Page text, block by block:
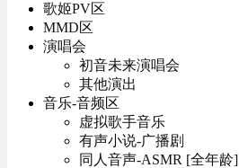
歌姬PV区
MMD区
演唱会
初音未来演唱会
其他演出
音乐-音频区
虚拟歌手音乐
有声小说-广播剧
同人音声-ASMR [全年龄]